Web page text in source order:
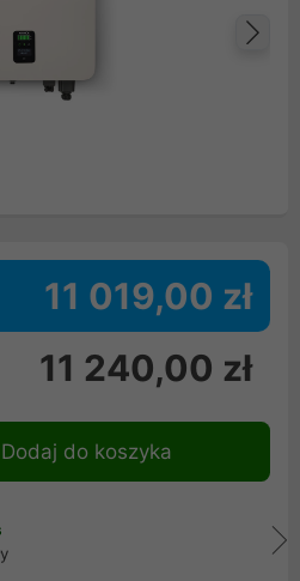
11 019,00 zł
11 240,00 zł
Dodaj do koszyka